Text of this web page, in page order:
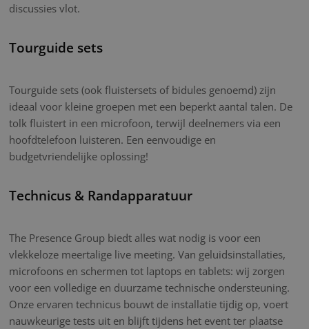
discussies vlot.
Tourguide sets
Tourguide sets (ook fluistersets of bidules genoemd) zijn
ideaal voor kleine groepen met een beperkt aantal talen. De
tolk fluistert in een microfoon, terwijl deelnemers via een
hoofdtelefoon luisteren. Een eenvoudige en
budgetvriendelijke oplossing!
Technicus & Randapparatuur
The Presence Group biedt alles wat nodig is voor een
vlekkeloze meertalige live meeting. Van geluidsinstallaties,
microfoons en schermen tot laptops en tablets: wij zorgen
voor een volledige en duurzame technische ondersteuning.
Onze ervaren technicus bouwt de installatie tijdig op, voert
nauwkeurige tests uit en blijft tijdens het event ter plaatse